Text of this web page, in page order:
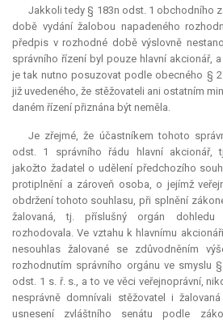
Jakkoli tedy § 183n odst. 1 obchodního
době vydání žalobou napadeného
předpis v rozhodné době výslovně
správního řízení byl pouze hlavní akcionář,
je tak nutno posuzovat podle obecného §
již uvedeného, že stěžovateli ani ostatním
daném řízení přiznána být neměla.
Je zřejmé, že účastníkem tohoto
odst. 1 správního řádu hlavní akcionář,
jakožto žadatel o udělení předchozího
protiplnění a zároveň osoba, o jejímž
obdržení tohoto souhlasu, při splnění
žalovaná, tj. příslušný orgán dohledu
rozhodovala. Ve vztahu k hlavnímu
nesouhlas žalované se zdůvodněním
rozhodnutím správního orgánu ve smyslu
odst. 1 s. ř. s., a to ve věci veřejnoprávní,
nesprávně domnívali stěžovatel i
usnesení zvláštního senátu podle